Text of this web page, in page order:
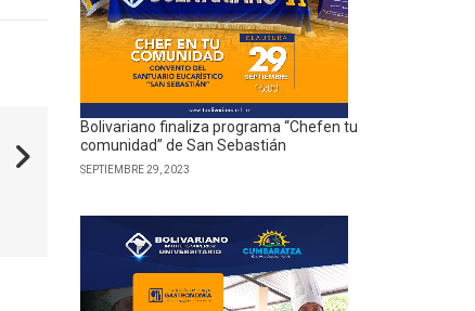
Bolivariano finaliza programa “Chefen tu
comunidad” de San Sebastián
SEPTIEMBRE 29, 2023